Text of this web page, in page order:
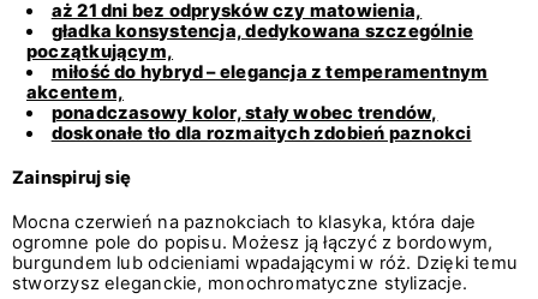
aż 21 dni bez odprysków czy matowienia,
gładka konsystencja, dedykowana szczególnie
początkującym,
miłość do hybryd – elegancja z temperamentnym
akcentem,
ponadczasowy kolor, stały wobec trendów,
doskonałe tło dla rozmaitych zdobień paznokci
Zainspiruj się
Mocna czerwień na paznokciach to klasyka, która daje
ogromne pole do popisu. Możesz ją łączyć z bordowym,
burgundem lub odcieniami wpadającymi w róż. Dzięki temu
stworzysz eleganckie, monochromatyczne stylizacje.